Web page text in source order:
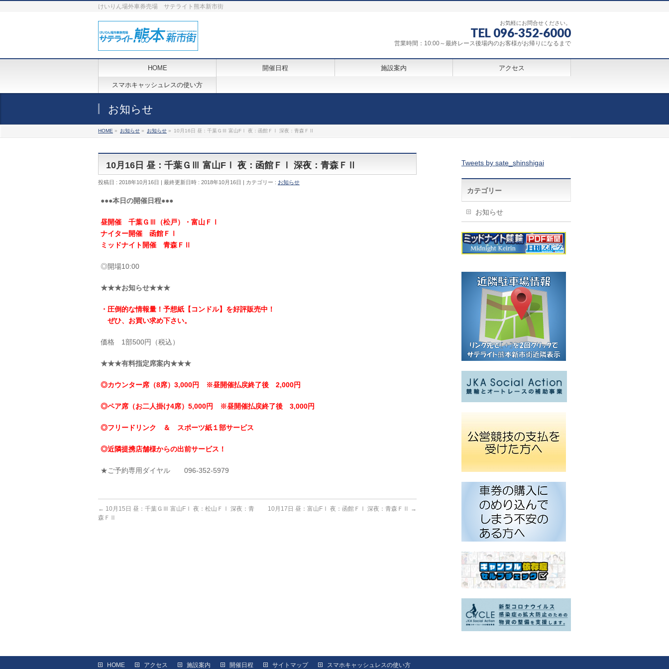
けいりん場外車券売場 サテライト熊本新市街
お気軽にお問合せください。
TEL 096-352-6000
営業時間：10:00～最終レース後場内のお客様がお帰りになるまで
HOME 開催日程 施設案内 アクセス
スマホキャッシュレスの使い方
お知らせ
HOME » お知らせ » お知らせ » 10月16日 昼：千葉ＧⅢ 富山FⅠ 夜：函館ＦⅠ 深夜：青森ＦⅡ
10月16日 昼：千葉ＧⅢ 富山FⅠ 夜：函館ＦⅠ 深夜：青森ＦⅡ
投稿日 : 2018年10月16日 最終更新日時 : 2018年10月16日 カテゴリー : お知らせ
●●●本日の開催日程●●●
昼開催 千葉ＧⅢ（松戸）・富山ＦⅠ
ナイター開催 函館ＦⅠ
ミッドナイト開催 青森ＦⅡ
◎開場10:00
★★★お知らせ★★★
・圧倒的な情報量！予想紙【コンドル】を好評販売中！
ぜひ、お買い求め下さい。
価格 1部500円（税込）
★★★有料指定席案内★★★
◎カウンター席（8席）3,000円 ※昼開催払戻終了後 2,000円
◎ペア席（お二人掛け4席）5,000円 ※昼開催払戻終了後 3,000円
◎フリードリンク ＆ スポーツ紙１部サービス
◎近隣提携店舗様からの出前サービス！
★ご予約専用ダイヤル 096-352-5979
← 10月15日 昼：千葉ＧⅢ 富山FⅠ 夜：松山ＦⅠ 深夜：青
森ＦⅡ
10月17日 昼：富山FⅠ 夜：函館ＦⅠ 深夜：青森ＦⅡ →
Tweets by sate_shinshigai
カテゴリー
お知らせ
HOME アクセス 施設案内 開催日程 サイトマップ スマホキャッシュレスの使い方